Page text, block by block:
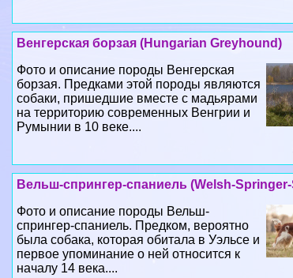
Венгерская борзая (Hungarian Greyhound)
Фото и описание породы Венгерская
борзая. Предками этой породы являются
собаки, пришедшие вместе с мадьярами
на территорию современных Венгрии и
Румынии в 10 веке....
Вельш-спрингер-спаниель (Welsh-
Фото и описание породы Вельш-
спрингер-спаниель. Предком, вероятно
была собака, которая обитала в Уэльсе и
первое упоминание о ней относится к
началу 14 века....